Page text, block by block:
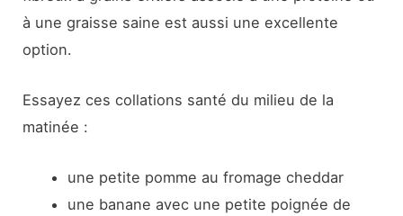
à une graisse saine est aussi une excellente
option.
Essayez ces collations santé du milieu de la
matinée :
une petite pomme au fromage cheddar
une banane avec une petite poignée de